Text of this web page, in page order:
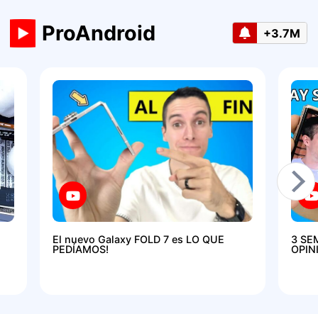
ProAndroid +3.7M
El nuevo Galaxy FOLD 7 es LO QUE
PEDÍAMOS!
3